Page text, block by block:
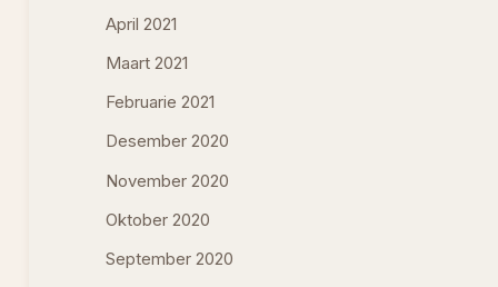
April 2021
Maart 2021
Februarie 2021
Desember 2020
November 2020
Oktober 2020
September 2020